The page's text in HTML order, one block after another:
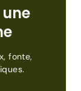
fonte,